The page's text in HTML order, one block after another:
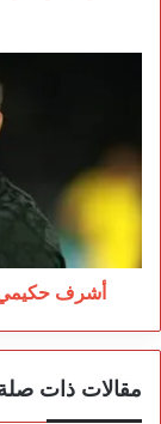
أشرف
على
تهمة
الاغتصاب:
الحقيقة
ستظهر
أشرف حكيمي
مقالات ذات